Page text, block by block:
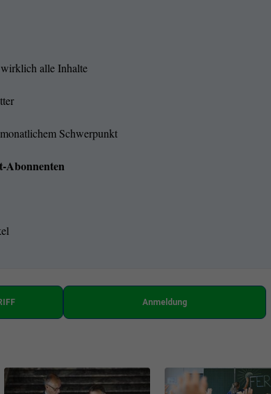
alle Inhalte
Schwerpunkt
Abonnenten
Anmeldung